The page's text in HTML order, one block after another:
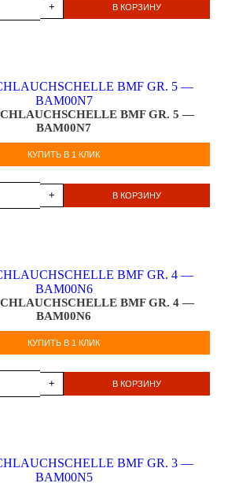
+ В КОРЗИНУ
BMF GR. 5 —
BAM00N7
КУПИТЬ В 1 КЛИК
+ В КОРЗИНУ
BMF GR. 4 —
BAM00N6
КУПИТЬ В 1 КЛИК
+ В КОРЗИНУ